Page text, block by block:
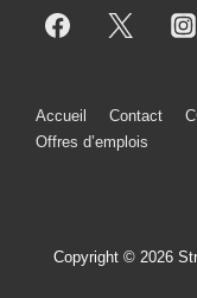
Menu
page
Accueil Contact
Offres d’emplois
Copyright © 2026